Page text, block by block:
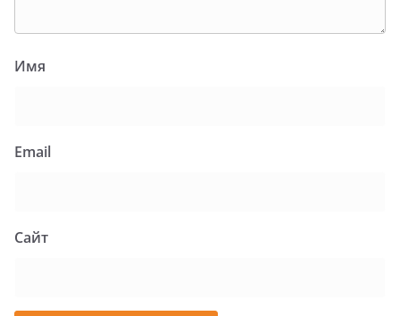
Имя
Email
Сайт